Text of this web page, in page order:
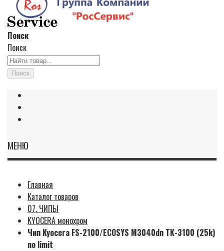
Поиск
Поиск
Поиск
МЕНЮ
Главная
Каталог товаров
07. ЧИПЫ
KYOCERA монохром
Чип Kyocera FS-2100/ECOSYS M3040dn TK-3100 (25k)
no limit